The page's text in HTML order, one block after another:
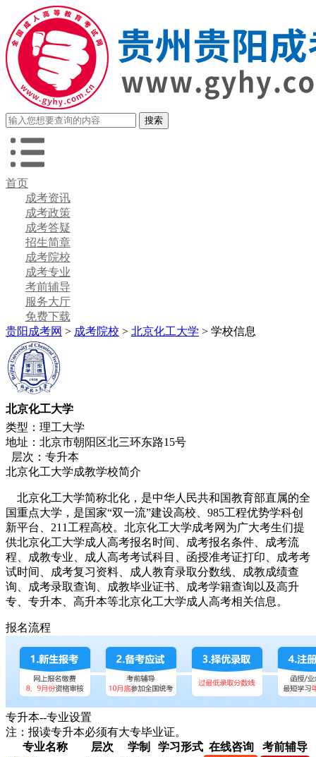
首页
成考资讯
成考政策
成考答疑
招生简章
成考院校
成考专业
考前辅导
服务大厅
免费下载
贵阳成考网 > 成考院校 > 北京化工大学 > 学校信息
北京化工大学
类型：理工大学
地址：北京市朝阳区北三环东路15号
层次：专升本
北京化工大学成教学校简介
北京化工大学简称北化，是中华人民共和国教育部直属的全
国重点大学，是国家“双一流”建设高校、985工程优势学科创
新平台、211工程高校。北京化工大学成考网为广大考生们提
供北京化工大学成人高考报名时间、成考报名条件、成考流
程、成教专业、成人高考考试科目、函授准考证打印、成考考
试时间、成考复习资料、成人教育录取分数线、成教成绩查
询、成考录取查询、成教毕业证书、成考学籍查询以及高升
专、专升本、高升本等北京化工大学成人高考相关信息。
报名流程
专升本--专业设置
注：报读专升本必须有大专毕业证。
专业名称
层次 学制 学习形式 在线咨询
考前辅导